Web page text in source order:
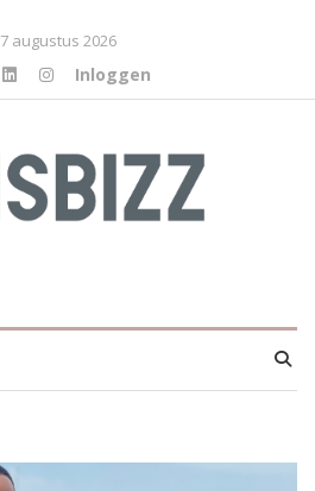
7 augustus 2026
Inloggen